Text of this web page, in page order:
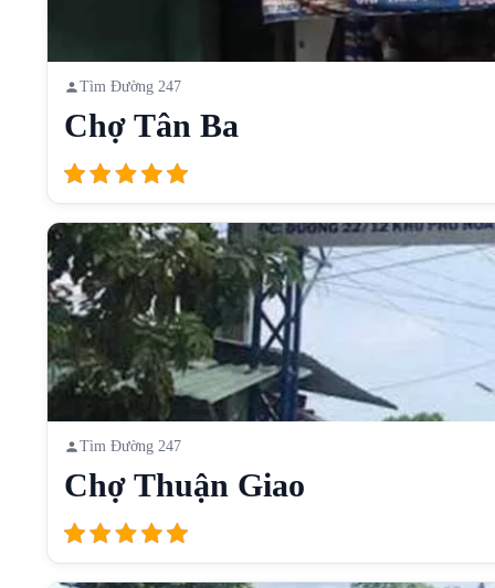
Tìm Đường 247
Chợ Tân Ba
Tìm Đường 247
Chợ Thuận Giao